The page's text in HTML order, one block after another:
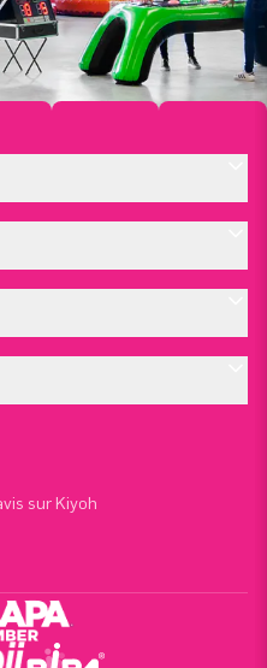
sur Kiyoh